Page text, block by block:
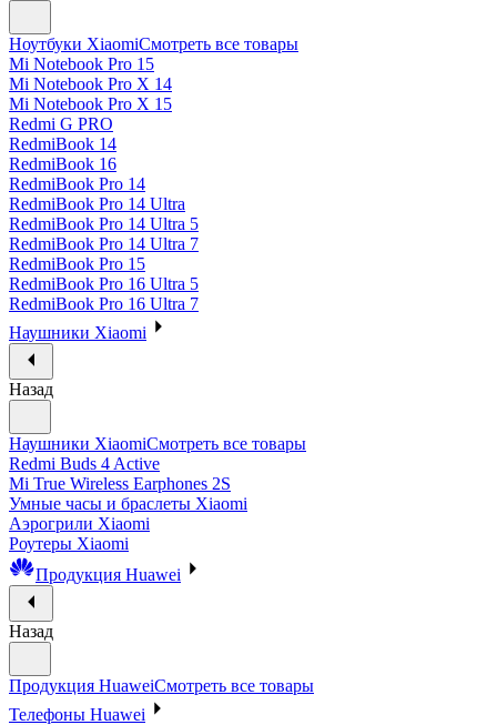
Ноутбуки XiaomiСмотреть все товары
Mi Notebook Pro 15
Mi Notebook Pro X 14
Mi Notebook Pro X 15
Redmi G PRO
RedmiBook 14
RedmiBook 16
RedmiBook Pro 14
RedmiBook Pro 14 Ultra
RedmiBook Pro 14 Ultra 5
RedmiBook Pro 14 Ultra 7
RedmiBook Pro 15
RedmiBook Pro 16 Ultra 5
RedmiBook Pro 16 Ultra 7
Наушники Xiaomi
Назад
Наушники XiaomiСмотреть все товары
Redmi Buds 4 Active
Mi True Wireless Earphones 2S
Умные часы и браслеты Xiaomi
Аэрогрили Xiaomi
Роутеры Xiaomi
Продукция Huawei
Назад
Продукция HuaweiСмотреть все товары
Телефоны Huawei